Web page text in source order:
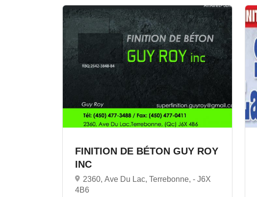
FINITION DE BÉTON GUY ROY
INC
2360, Ave Du Lac, Terrebonne, - J6X
4B6